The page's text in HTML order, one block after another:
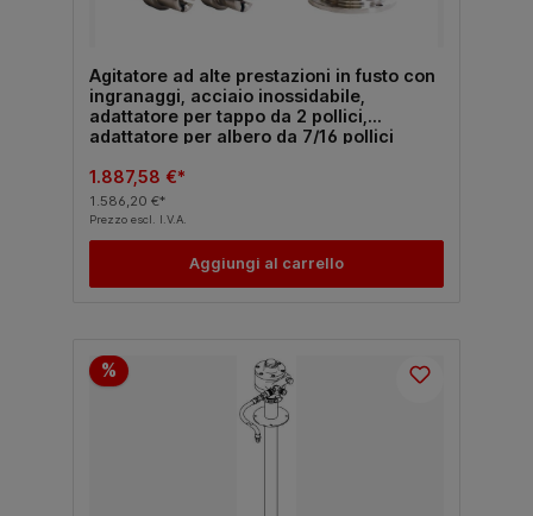
Agitatore ad alte prestazioni in fusto con
ingranaggi, acciaio inossidabile,
adattatore per tappo da 2 pollici,
adattatore per albero da 7/16 pollici
1.887,58 €*
1.586,20 €*
Prezzo escl. I.V.A.
Aggiungi al carrello
%